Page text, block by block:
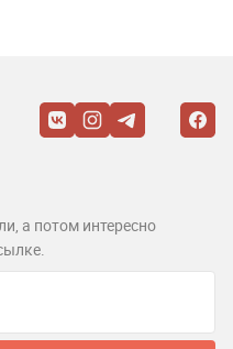
а потом интересно